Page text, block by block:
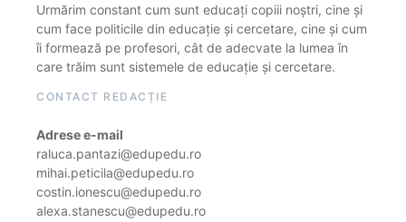
Urmărim constant cum sunt educați copiii noștri, cine și
cum face politicile din educație și cercetare, cine și cum
îi formează pe profesori, cât de adecvate la lumea în
care trăim sunt sistemele de educație și cercetare.
CONTACT REDACȚIE
Adrese e-mail
raluca.pantazi@edupedu.ro
mihai.peticila@edupedu.ro
costin.ionescu@edupedu.ro
alexa.stanescu@edupedu.ro